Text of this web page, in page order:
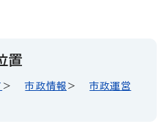
置
市政情報
市政運営